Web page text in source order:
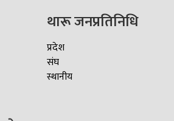
थारू जनप्रतिनिधि
प्रदेश
संघ
स्थानीय